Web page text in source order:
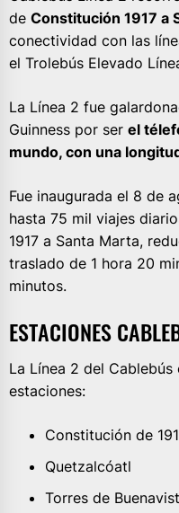
de Constitución 1917 a
conectividad con las
el Trolebús Elevado
La Línea 2 fue
Guinness por ser el
mundo, con una
Fue inaugurada el 8 de
hasta 75 mil viajes
1917 a Santa Marta,
traslado de 1 hora 20
minutos.
ESTACIONES
La Línea 2 del Cablebús
estaciones:
Constitución de
Quetzalcóatl
Torres de